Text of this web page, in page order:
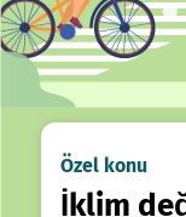
Özel konu
İklim